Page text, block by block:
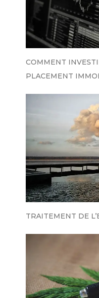
COMMENT
PLACEMENT
TRAITEMENT DE